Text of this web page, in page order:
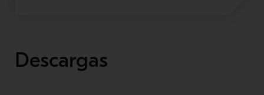
Descargas